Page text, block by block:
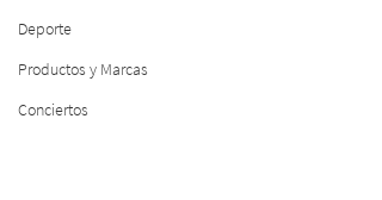
Deporte
Productos y Marcas
Conciertos